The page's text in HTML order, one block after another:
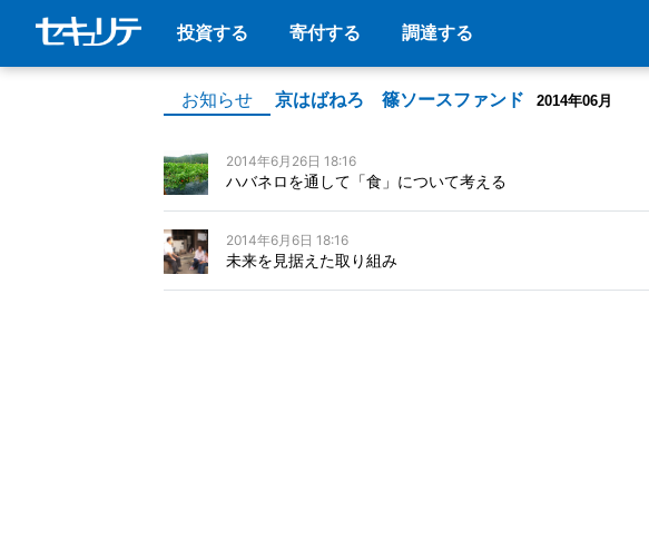
投資する 寄付する 調達する
お知らせ 京はばねろ 篠ソースファンド 2014年06月
2014年6月26日 18:16
ハバネロを通して「食」について考える
2014年6月6日 18:16
未来を見据えた取り組み